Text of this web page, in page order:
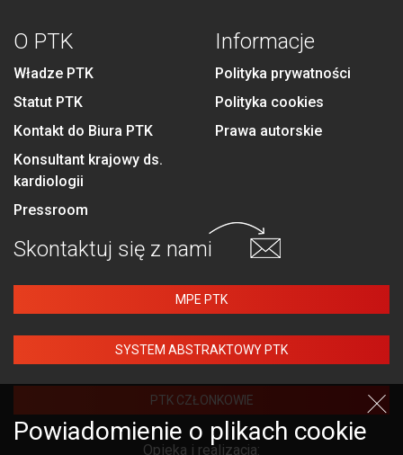
O PTK
Władze PTK
Statut PTK
Kontakt do Biura PTK
Konsultant krajowy ds.
kardiologii
Pressroom
Informacje
Polityka prywatności
Polityka cookies
Prawa autorskie
Skontaktuj się z nami
MPE PTK
SYSTEM ABSTRAKTOWY PTK
PTK CZŁONKOWIE
Opieka i realizacja:
Powiadomienie o plikach cookie